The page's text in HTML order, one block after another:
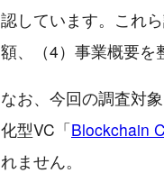
認しています。これ
額、（4）事業概要を
なお、今回の調査対
化型VC「Blockchain
れません。